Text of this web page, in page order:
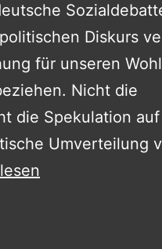
Diskurs
für unseren
Nicht die
die Spekulation auf
Umverteilung